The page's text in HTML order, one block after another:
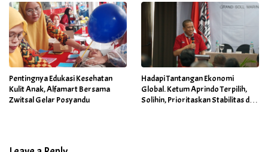
Pentingnya Edukasi Kesehatan
Kulit Anak, Alfamart Bersama
Zwitsal Gelar Posyandu
Hadapi Tantangan Ekonomi
Global. Ketum Aprindo Terpilih,
Solihin, Prioritaskan Stabilitas dan